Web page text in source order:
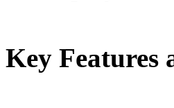
Key Features